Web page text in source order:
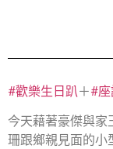
#歡樂生日趴＋#
今天藉著豪傑與家
珊跟鄉親見面的小